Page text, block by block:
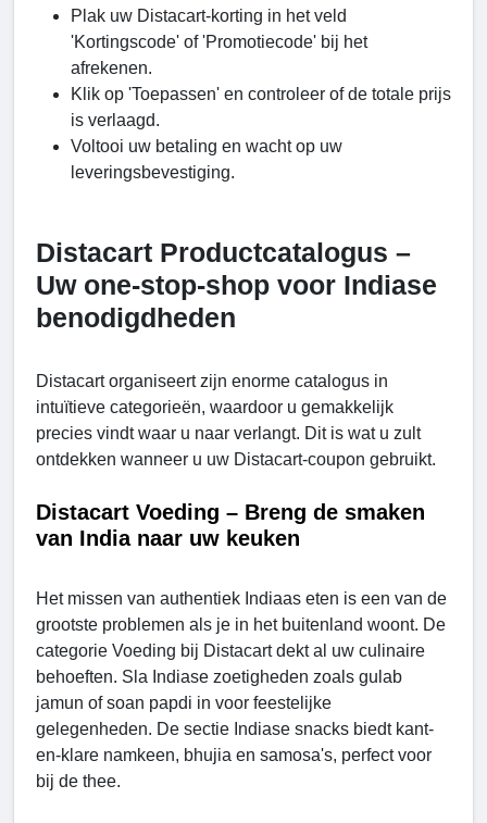
Plak uw Distacart-korting in het veld
'Kortingscode' of 'Promotiecode' bij het
afrekenen.
Klik op 'Toepassen' en controleer of de totale prijs
is verlaagd.
Voltooi uw betaling en wacht op uw
leveringsbevestiging.
Distacart Productcatalogus –
Uw one-stop-shop voor Indiase
benodigdheden
Distacart organiseert zijn enorme catalogus in
intuïtieve categorieën, waardoor u gemakkelijk
precies vindt waar u naar verlangt. Dit is wat u zult
ontdekken wanneer u uw Distacart-coupon gebruikt.
Distacart Voeding – Breng de smaken
van India naar uw keuken
Het missen van authentiek Indiaas eten is een van de
grootste problemen als je in het buitenland woont. De
categorie Voeding bij Distacart dekt al uw culinaire
behoeften. Sla Indiase zoetigheden zoals gulab
jamun of soan papdi in voor feestelijke
gelegenheden. De sectie Indiase snacks biedt kant-
en-klare namkeen, bhujia en samosa's, perfect voor
bij de thee.